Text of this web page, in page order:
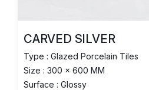
CARVED SILVER
Type : Glazed Porcelain Tiles
Size : 300 x 600 MM
Surface : Glossy